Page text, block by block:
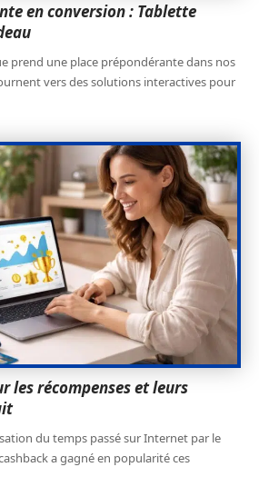
en conversion : Tablette
prend une place prépondérante dans nos
vers des solutions interactives pour
les récompenses et leurs
du temps passé sur Internet par le
a gagné en popularité ces